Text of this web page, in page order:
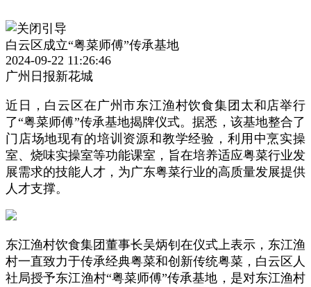
白云区成立“粤菜师傅”传承基地
2024-09-22 11:26:46
广州日报新花城
近日，白云区在广州市东江渔村饮食集团太和店举行
了“粤菜师傅”传承基地揭牌仪式。据悉，该基地整合了
门店场地现有的培训资源和教学经验，利用中烹实操
室、烧味实操室等功能课室，旨在培养适应粤菜行业发
展需求的技能人才，为广东粤菜行业的高质量发展提供
人才支撑。
东江渔村饮食集团董事长吴炳钊在仪式上表示，东江渔
村一直致力于传承经典粤菜和创新传统粤菜，白云区人
社局授予东江渔村“粤菜师傅”传承基地，是对东江渔村